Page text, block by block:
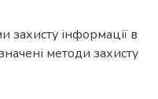
захисту інформації в
методи захисту